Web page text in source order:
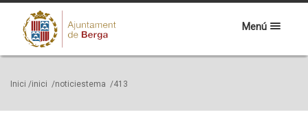
Menú
Inici /inici /noticiestema /413